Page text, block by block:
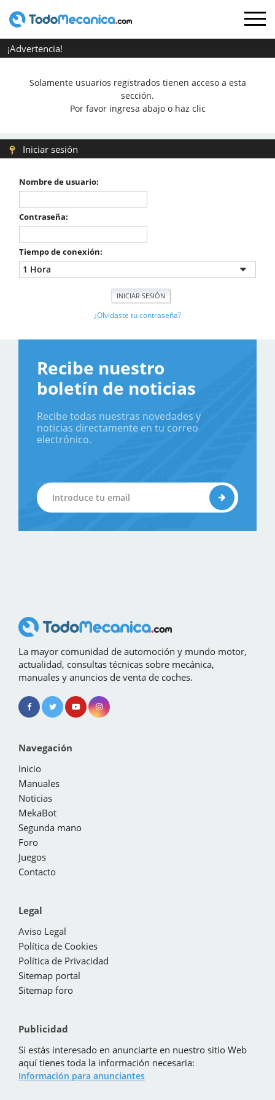
¡Advertencia!
Solamente usuarios registrados tienen acceso a esta
sección.
Por favor ingresa abajo o haz clic
Iniciar sesión
Nombre de usuario:
Contraseña:
Tiempo de conexión:
¿Olvidaste tu contraseña?
Recibe nuestro
boletín de noticias
Recibe todas nuestras novedades y
noticias directamente en tu correo
electrónico.
La mayor comunidad de automoción y mundo motor,
actualidad, consultas técnicas sobre mecánica,
manuales y anuncios de venta de coches.
Navegación
Inicio
Manuales
Noticias
MekaBot
Segunda mano
Foro
Juegos
Contacto
Legal
Aviso Legal
Política de Cookies
Política de Privacidad
Sitemap portal
Sitemap foro
Publicidad
Si estás interesado en anunciarte en nuestro sitio Web
aquí tienes toda la información necesaria:
Información para anunciantes